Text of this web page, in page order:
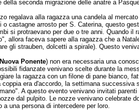
della seconda migrazione delle anatre a
regalava alla ragazza una candela al
o castagne arrosto per S. Caterina, questo
si protraevano per due o tre anni. Quando il
allora faceva sapere alla ragazza che a
gli strauben, dolcetti a spirale). Questo
Nuova Ponente) non era necessaria una
fidanzate venivano scelte durante la
la ragazza con un filone di pane bianco,
coppia era d'accordo, la settimana successiva
A questo evento venivano invitati
dal pulpito. Le nozze venivano celebrate
una persona di intercedere per loro.